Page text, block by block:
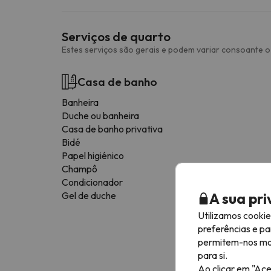
Serviços de quarto
Estes serviços são gerais e podem variar consoante
Casa de banho
Banheira
Duche ou banheira
Casa de banho privativa
Bidé
Papel higiénico
Champô
Condicionador
Gel de duche
A sua
Utilizamos
preferências e
permitem-nos
para si.
Ao clicar em